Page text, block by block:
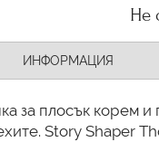
Не
ИНФОРМАЦИЯ
за плосък корем и
Story Shaper